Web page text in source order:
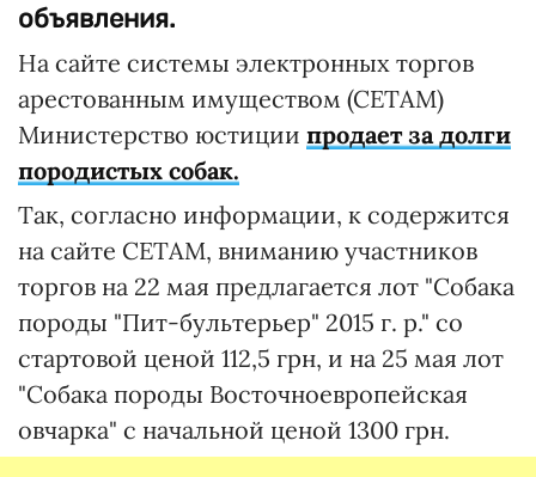
объявления.
На сайте системы электронных торгов
арестованным имуществом (СЕТАМ)
Министерство юстиции продает за долги
породистых собак.
Так, согласно информации, к содержится
на сайте СЕТАМ, вниманию участников
торгов на 22 мая предлагается лот "Собака
породы "Пит-бультерьер" 2015 г. р." со
стартовой ценой 112,5 грн, и на 25 мая лот
"Собака породы Восточноевропейская
овчарка" с начальной ценой 1300 грн.